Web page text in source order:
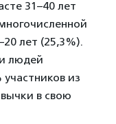
31–40 лет
лет (25,3%).
людей
из
в свою